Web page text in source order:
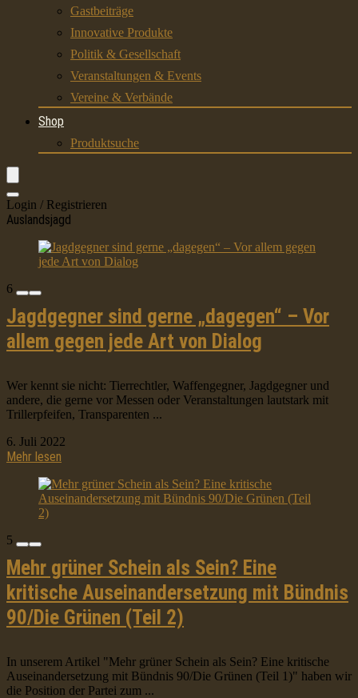
Gastbeiträge
Innovative Produkte
Politik & Gesellschaft
Veranstaltungen & Events
Vereine & Verbände
Shop
Produktsuche
Login / Registrieren
Auslandsjagd
6
Jagdgegner sind gerne „dagegen“ – Vor
allem gegen jede Art von Dialog
Wer kennt sie nicht: Tierrechtler, Waffengegner, Jagdgegner und
andere, die gerne vor Messen oder Veranstaltungen lautstark mit
Trillerpfeifen, Transparenten ...
6. Juli 2022
Mehr lesen
5
Mehr grüner Schein als Sein? Eine
kritische Auseinandersetzung mit Bündnis
90/Die Grünen (Teil 2)
In unserem Artikel "Mehr grüner Schein als Sein? Eine kritische
Auseinandersetzung mit Bündnis 90/Die Grünen (Teil 1)" haben wir
die Position der Partei zum ...